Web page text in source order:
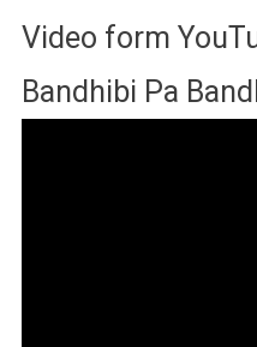
Video form
Bandhibi Pa